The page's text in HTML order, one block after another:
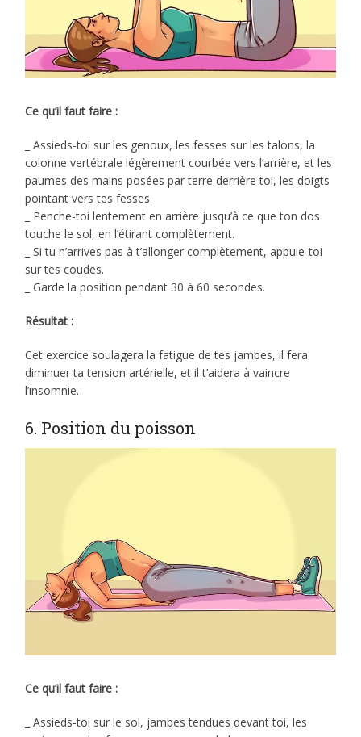
Ce qu’il faut faire :
_ Assieds-toi sur les genoux, les fesses sur les talons, la
colonne vertébrale légèrement courbée vers l’arrière, et les
paumes des mains posées par terre derrière toi, les doigts
pointant vers tes fesses.
_ Penche-toi lentement en arrière jusqu’à ce que ton dos
touche le sol, en l’étirant complètement.
_ Si tu n’arrives pas à t’allonger complètement, appuie-toi
sur tes coudes.
_ Garde la position pendant 30 à 60 secondes.
Résultat :
Cet exercice soulagera la fatigue de tes jambes, il fera
diminuer ta tension artérielle, et il t’aidera à vaincre
l’insomnie.
6. Position du poisson
Ce qu’il faut faire :
_ Assieds-toi sur le sol, jambes tendues devant toi, les